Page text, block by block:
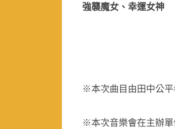
強襲魔女、幸運女神
※本次曲目由田中公
※本次音樂會在主辦